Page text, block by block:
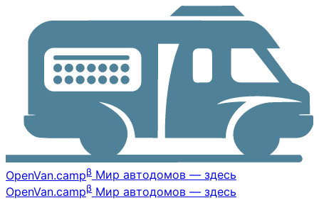
OpenVan.campβ Мир автодомов — здесь
OpenVan.campβ Мир автодомов — здесь